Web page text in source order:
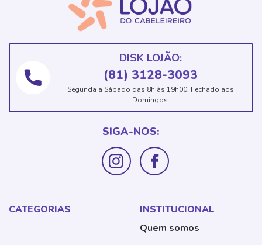
DISK LOJÃO:
(81) 3128-3093
Segunda a Sábado das 8h às 19h00. Fechado aos
Domingos.
SIGA-NOS:
CATEGORIAS
INSTITUCIONAL
Quem somos